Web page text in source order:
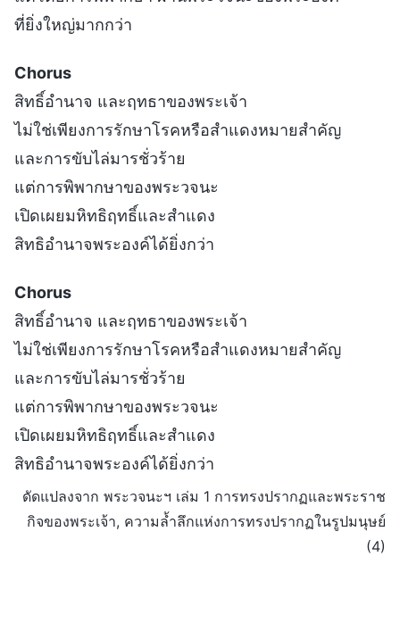
ที่ยิ่งใหญ่มากกว่า
Chorus
สิทธิ์อำนาจ และฤทธาของพระเจ้า
ไม่ใช่เพียงการรักษาโรคหรือสำแดงหมายสำคัญ
และการขับไล่มารชั่วร้าย
แต่การพิพากษาของพระวจนะ
เปิดเผยมหิทธิฤทธิ์และสำแดง
สิทธิอำนาจพระองค์ได้ยิ่งกว่า
Chorus
สิทธิ์อำนาจ และฤทธาของพระเจ้า
ไม่ใช่เพียงการรักษาโรคหรือสำแดงหมายสำคัญ
และการขับไล่มารชั่วร้าย
แต่การพิพากษาของพระวจนะ
เปิดเผยมหิทธิฤทธิ์และสำแดง
สิทธิอำนาจพระองค์ได้ยิ่งกว่า
ดัดแปลงจาก พระวจนะฯ เล่ม 1 การทรงปรากฏและพระราช
กิจของพระเจ้า, ความล้ำลึกแห่งการทรงปรากฏในรูปมนุษย์
(4)